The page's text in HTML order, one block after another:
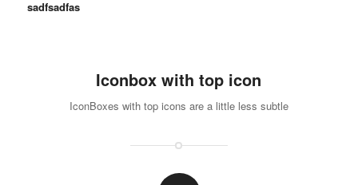
sadfsadfas
Iconbox with top icon
IconBoxes with top icons are a little less subtle